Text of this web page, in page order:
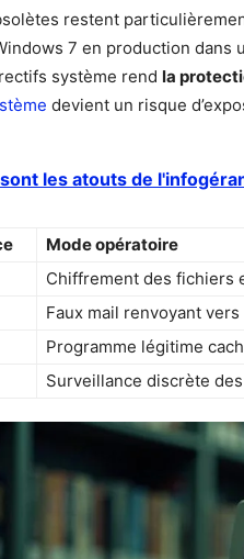
restent
7 en production dans
système rend la
devient un risque
les atouts de
Mode opératoire
Chiffrement des fichiers
Faux mail renvoyant
Programme légitime
Surveillance discrète